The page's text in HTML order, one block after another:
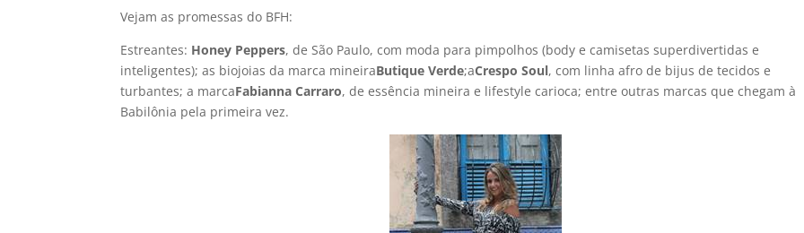
Vejam as promessas do BFH:
Estreantes: Honey Peppers, de São Paulo, com moda para pimpolhos (body e camisetas superdivertidas e
inteligentes); as biojoias da marca mineiraButique Verde;aCrespo Soul, com linha afro de bijus de tecidos e
turbantes; a marcaFabianna Carraro, de essência mineira e lifestyle carioca; entre outras marcas que chegam à
Babilônia pela primeira vez.